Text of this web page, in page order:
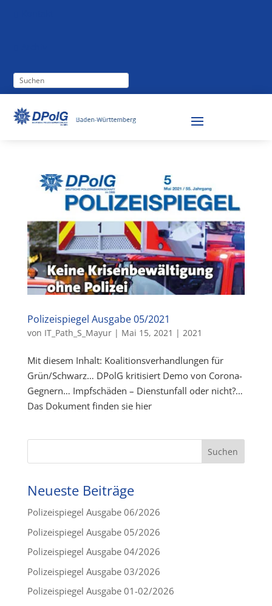
Polizeispiegel Ausgabe 05/2021
von IT_Path_S_Mayur| Mai 15, 2021 | 2021
Mit diesem Inhalt: Koalitionsverhandlungen für
Grün/Schwarz… DPolG kritisiert Demo von Corona-
Gegnern… Impfschäden – Dienstunfall oder nicht?…
Das Dokument finden sie hier
Neueste Beiträge
Polizeispiegel Ausgabe 06/2026
Polizeispiegel Ausgabe 05/2026
Polizeispiegel Ausgabe 04/2026
Polizeispiegel Ausgabe 03/2026
Polizeispiegel Ausgabe 01-02/2026